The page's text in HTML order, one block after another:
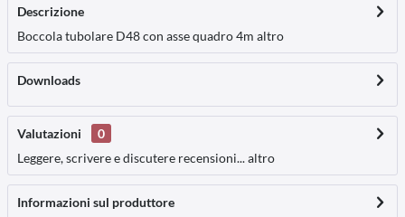
Descrizione
Boccola tubolare D48 con asse quadro 4m altro
Downloads
Valutazioni
0
Leggere, scrivere e discutere recensioni...altro
Informazioni sul produttore